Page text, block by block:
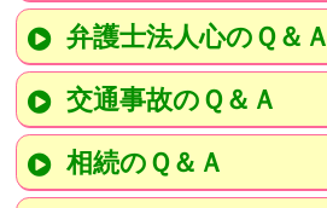
弁護士法人心のＱ＆Ａ
交通事故のＱ＆Ａ
相続のＱ＆Ａ